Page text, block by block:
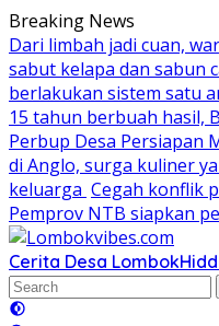
Skip
to
content
Breaking News
Dari limbah jadi cuan,
sabut kelapa dan sabun
berlakukan sistem satu
15 tahun berbuah hasil,
Perbup Desa Persiapan
di Anglo, surga kuliner
keluarga Cegah konflik
Pemprov NTB siapkan
Cerita Desa Lombok